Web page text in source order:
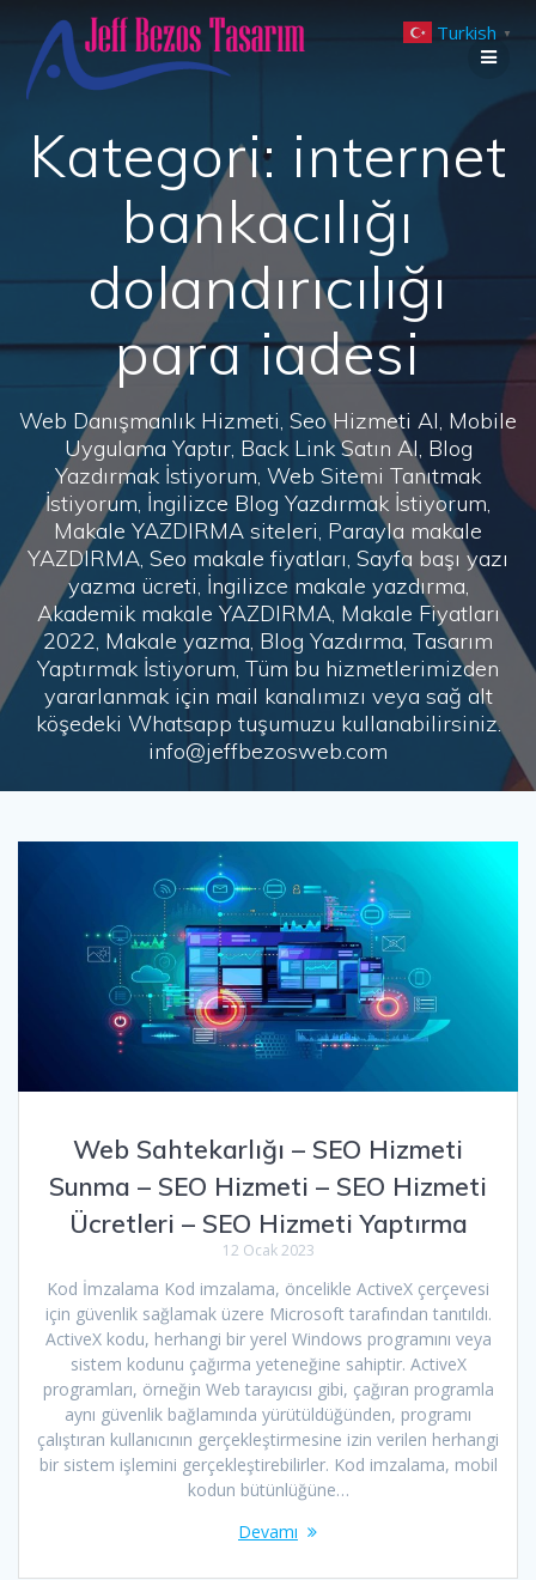
to
Kategori: internet
bankacılığı
dolandırıcılığı
para iadesi
Web Danışmanlık Hizmeti, Seo Hizmeti Al, Mobile
Uygulama Yaptır, Back Link Satın Al, Blog
Yazdırmak İstiyorum, Web Sitemi Tanıtmak
İstiyorum, İngilizce Blog Yazdırmak İstiyorum,
Makale YAZDIRMA siteleri, Parayla makale
YAZDIRMA, Seo makale fiyatları, Sayfa başı yazı
yazma ücreti, İngilizce makale yazdırma,
Akademik makale YAZDIRMA, Makale Fiyatları
2022, Makale yazma, Blog Yazdırma, Tasarım
Yaptırmak İstiyorum, Tüm bu hizmetlerimizden
yararlanmak için mail kanalımızı veya sağ alt
köşedeki Whatsapp tuşumuzu kullanabilirsiniz.
info@jeffbezosweb.com
Web Sahtekarlığı – SEO Hizmeti
Sunma – SEO Hizmeti – SEO Hizmeti
Ücretleri – SEO Hizmeti Yaptırma
12 Ocak 2023
Kod İmzalama Kod imzalama, öncelikle ActiveX çerçevesi
için güvenlik sağlamak üzere Microsoft tarafından tanıtıldı.
ActiveX kodu, herhangi bir yerel Windows programını veya
sistem kodunu çağırma yeteneğine sahiptir. ActiveX
programları, örneğin Web tarayıcısı gibi, çağıran programla
aynı güvenlik bağlamında yürütüldüğünden, programı
çalıştıran kullanıcının gerçekleştirmesine izin verilen herhangi
bir sistem işlemini gerçekleştirebilirler. Kod imzalama, mobil
kodun bütünlüğüne…
Devamı
Turkish ▼